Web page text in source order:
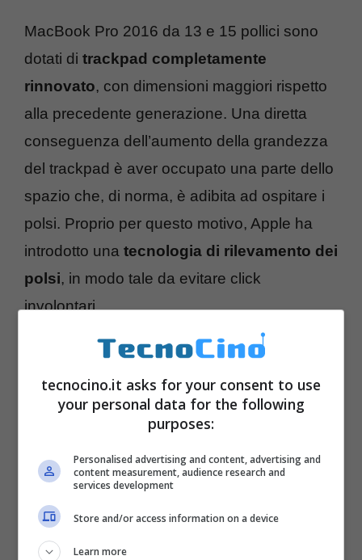
MacBook Pro 2016 da 13 e 15 pollici sono
dotati di trackpad completamente
rinnovato, con dimensioni maggiori rispetto
alla precedente generazione. Una diretta
conseguenza dell’aumento della grandezza
del trackpad è aver occupato una parte dello
spazio che, di norma, è adibita ad ospitare i
polsi. Proprio per questo motivo, Apple ha
introdotto una tecnologia di rilevamento dei
polsi, in modo tale da evitare click
involontari.
tecnocino.it asks for your consent to use
your personal data for the following
purposes:
Personalised advertising and content, advertising and
content measurement, audience research and
services development
Store and/or access information on a device
Learn more